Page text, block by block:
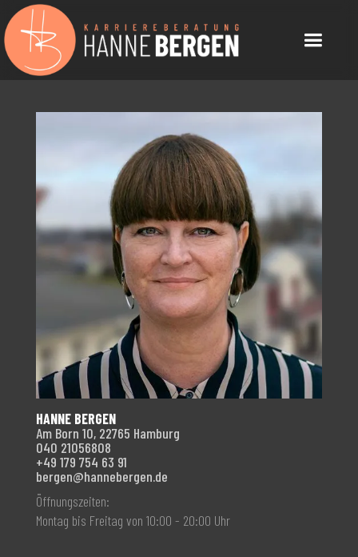
HANNE BERGEN
Am Born 10, 22765 Hamburg
040 21056808
+49 179 754 63 91
bergen@hannebergen.de
Öffnungszeiten:
Montag bis Freitag von 10:00 - 20:00 Uhr